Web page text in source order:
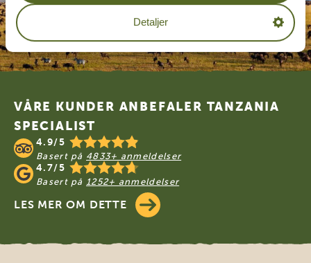
Detaljer
Footer
VÅRE KUNDER ANBEFALER TANZANIA
SPECIALIST
4.9/5
Basert på 4833+ anmeldelser
4.7/5
Basert på 1252+ anmeldelser
LES MER OM DETTE